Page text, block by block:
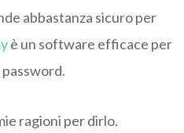
abbastanza sicuro per
è un software efficace per
ragioni per dirlo.